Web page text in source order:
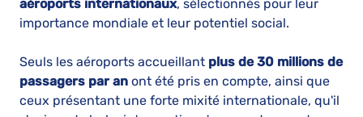
aéroports internationaux, sélectionnés pour leur
importance mondiale et leur potentiel social.
Seuls les aéroports accueillant plus de 30 millions de
passagers par an ont été pris en compte, ainsi que
ceux présentant une forte mixité internationale, qu'il